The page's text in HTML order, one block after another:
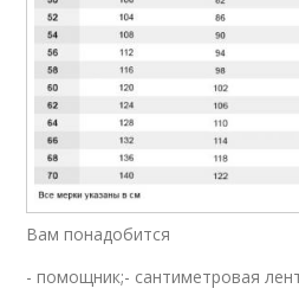
Вам понадобится
- помощник;- сантиметровая